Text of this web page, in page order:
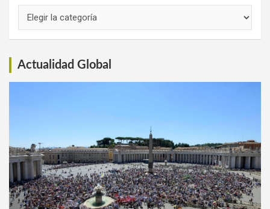
Actualidad Global